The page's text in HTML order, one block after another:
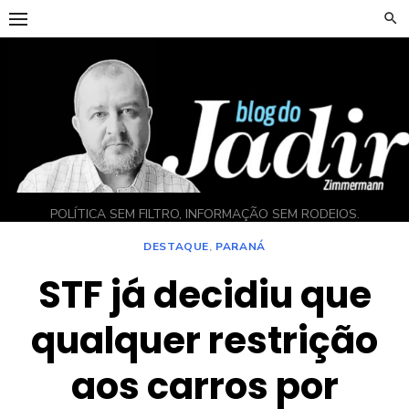
Skip
to
POLÍTICA SEM FILTRO, INFORMAÇÃO SEM RODEIOS.
DESTAQUE, PARANÁ
STF já decidiu que
qualquer restrição
aos carros por